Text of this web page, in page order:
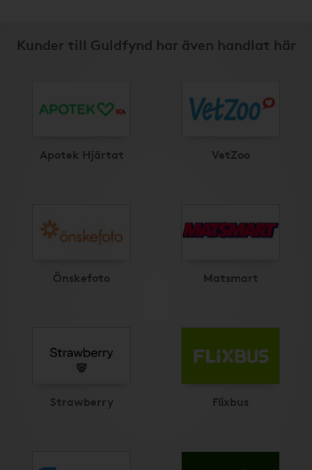
Kunder till Guldfynd har även handlat här
Apotek Hjärtat VetZoo
Önskefoto Matsmart
Strawberry Flixbus